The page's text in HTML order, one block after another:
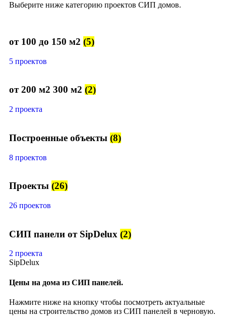
Выберите ниже категорию проектов СИП домов.
от 100 до 150 м2 (5)
5 проектов
от 200 м2 300 м2 (2)
2 проекта
Построенные объекты (8)
8 проектов
Проекты (26)
26 проектов
СИП панели от SipDelux (2)
2 проекта
SipDelux
Цены на дома из СИП панелей.
Нажмите ниже на кнопку чтобы посмотреть актуальные
цены на строительство домов из СИП панелей в черновую.